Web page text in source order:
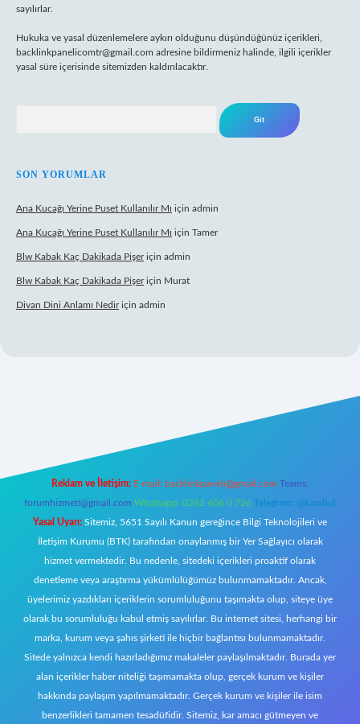
sayılırlar.
Hukuka ve yasal düzenlemelere aykırı olduğunu düşündüğünüz içerikleri,
backlinkpanelicomtr@gmail.com adresine bildirmeniz halinde, ilgili içerikler
yasal süre içerisinde sitemizden kaldırılacaktır.
SON YORUMLAR
Ana Kucağı Yerine Puset Kullanılır Mı için admin
Ana Kucağı Yerine Puset Kullanılır Mı için Tamer
Blw Kabak Kaç Dakikada Pişeriçin admin
Blw Kabak Kaç Dakikada Pişeriçin Murat
Divan Dini Anlamı Nediriçin admin
Reklam ve İletişim: E-mail: backlinkpaneli@gmail.com Teams:
forumhizmeti@gmail.com Whatsapp: 0262 606 0 726 Telegram: @karabul
Yasal Uyarı: Sitemiz, 5651 Sayılı Kanun gereğince Bilgi Teknolojileri ve
İletişim Kurumu (BTK) tarafından onaylanmış bir Yer Sağlayıcı olarak
hizmet vermektedir. Bu nedenle, sitedeki içerikleri proaktif olarak
denetleme veya araştırma yükümlülüğümüz bulunmamaktadır. Ancak,
üyelerimiz yazdıkları içeriklerin sorumluluğunu taşımakta olup, siteye üye
olarak bu sorumluluğu kabul etmiş sayılırlar. Bu internet sitesi, herhangi bir
marka, kurum veya şahıs şirketi ile hiçbir bağlantısı bulunmamaktadır.
Sitede yalnızca kendi hazırladığımız makaleler paylaşılmaktadır. Burada yer
alan içerikler haber niteliği taşımamakta olup, gerçek kurum ve kişiler
hakkında paylaşım yapılmamaktadır. Gerçek kurum ve kişiler ile isim
benzerlikleri tamamen tesadüfidir. Sitemiz, kar amacı gütmeyen ve